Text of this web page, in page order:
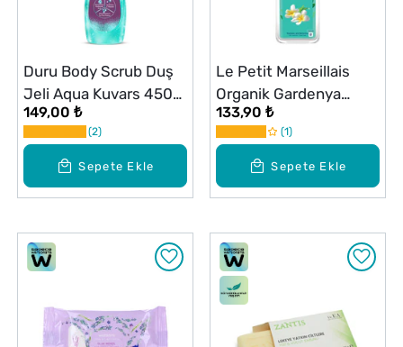
Sepete Ekle
Duru Body Scrub Duş
Jeli Aqua Kuvars 450
ml
149,00 ₺
2
Sepete Ekle
Le Petit Marseillais
Organik Gardenya
Çiçeği Duş Jeli 400 ml
133,90 ₺
1